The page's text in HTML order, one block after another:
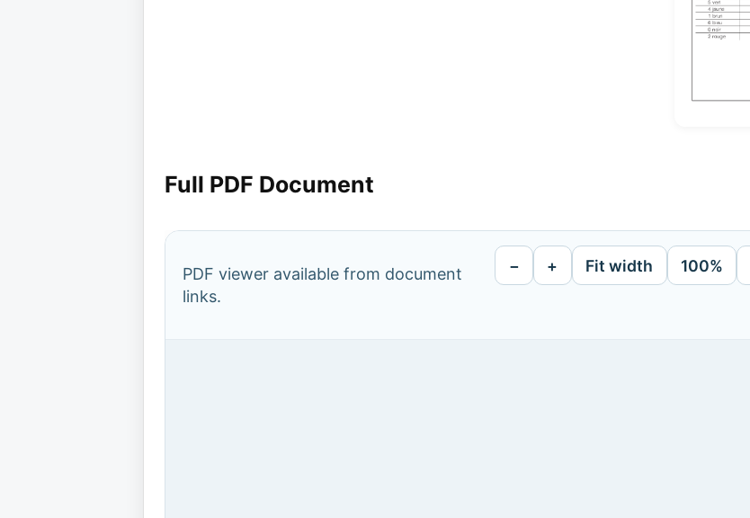
Full PDF Document
PDF viewer available from document
links.
− + Fit width 100%